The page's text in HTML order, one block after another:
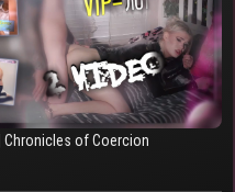
Chronicles of Coercion